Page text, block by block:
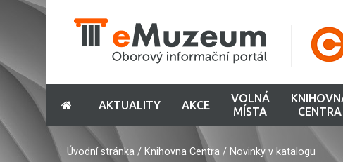
AKTUALITY AKCE
VOLNÁ
MÍSTA
CENTRA
Úvodní stránka/ Knihovna Centra / Novinky v katalogu